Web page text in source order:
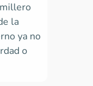
la
ya no
o